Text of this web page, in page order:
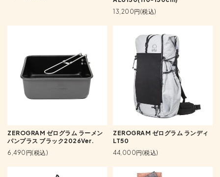
13,200円(税込)
ZEROGRAM ゼログラム ラーメン
パンプラス ブラック2026Ver.
6,490円(税込)
ZEROGRAM ゼログラム ランディ
LT50
44,000円(税込)